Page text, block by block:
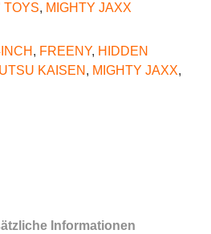
TOYS, MIGHTY JAXX
, FREENY, HIDDEN
KAISEN , MIGHTY JAXX,
Informationen